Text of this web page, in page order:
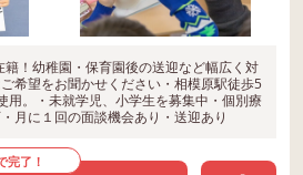
！幼稚園・保育園後の送迎など幅広く対
希望をお聞かせください・相模原駅徒歩5
用。・未就学児、小学生を募集中・個別療
月に１回の面談機会あり・送迎あり
完了！